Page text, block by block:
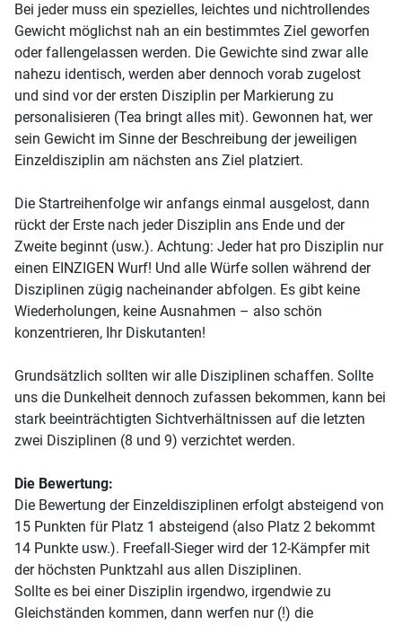
Bei jeder muss ein spezielles, leichtes und nichtrollendes
Gewicht möglichst nah an ein bestimmtes Ziel geworfen
oder fallengelassen werden. Die Gewichte sind zwar alle
nahezu identisch, werden aber dennoch vorab zugelost
und sind vor der ersten Disziplin per Markierung zu
personalisieren (Tea bringt alles mit). Gewonnen hat, wer
sein Gewicht im Sinne der Beschreibung der jeweiligen
Einzeldisziplin am nächsten ans Ziel platziert.
Die Startreihenfolge wir anfangs einmal ausgelost, dann
rückt der Erste nach jeder Disziplin ans Ende und der
Zweite beginnt (usw.). Achtung: Jeder hat pro Disziplin nur
einen EINZIGEN Wurf! Und alle Würfe sollen während der
Disziplinen zügig nacheinander abfolgen. Es gibt keine
Wiederholungen, keine Ausnahmen – also schön
konzentrieren, Ihr Diskutanten!
Grundsätzlich sollten wir alle Disziplinen schaffen. Sollte
uns die Dunkelheit dennoch zufassen bekommen, kann bei
stark beeinträchtigten Sichtverhältnissen auf die letzten
zwei Disziplinen (8 und 9) verzichtet werden.
Die Bewertung:
Die Bewertung der Einzeldisziplinen erfolgt absteigend von
15 Punkten für Platz 1 absteigend (also Platz 2 bekommt
14 Punkte usw.). Freefall-Sieger wird der 12-Kämpfer mit
der höchsten Punktzahl aus allen Disziplinen.
Sollte es bei einer Disziplin irgendwo, irgendwie zu
Gleichständen kommen, dann werfen nur (!) die